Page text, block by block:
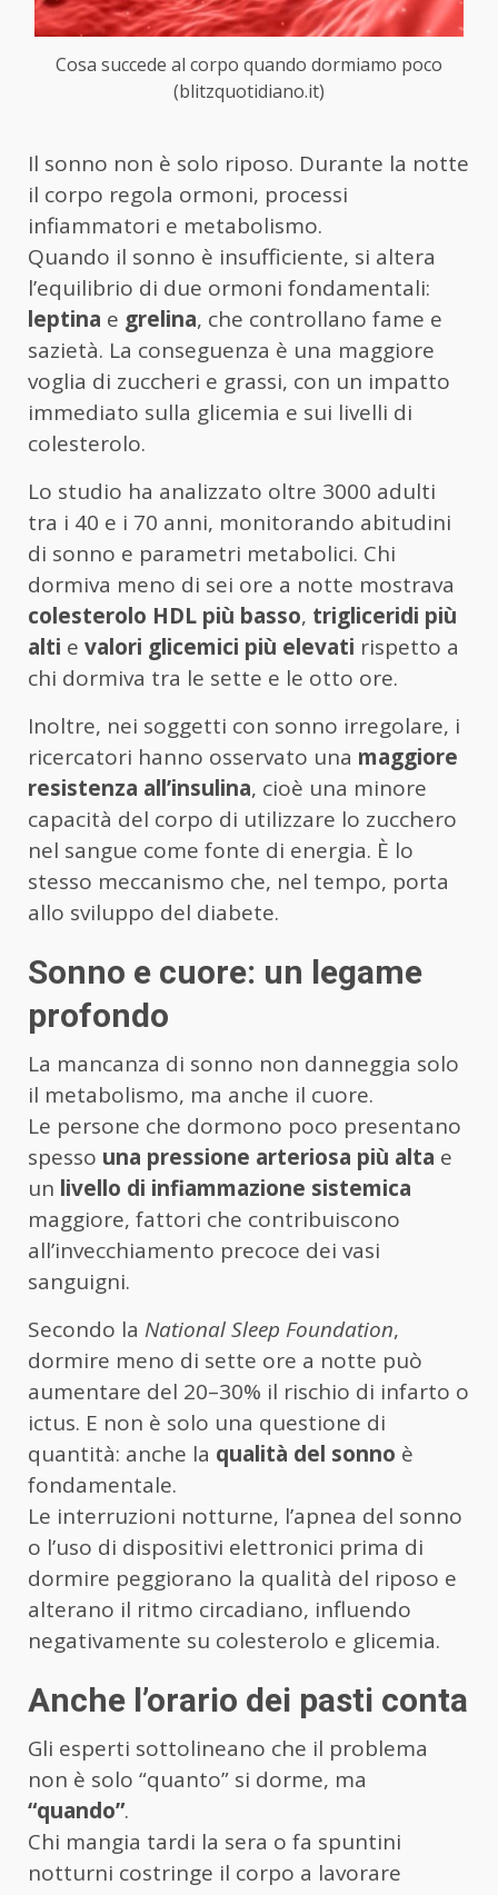
Cosa succede al corpo quando dormiamo poco
(blitzquotidiano.it)
Il sonno non è solo riposo. Durante la notte
il corpo regola ormoni, processi
infiammatori e metabolismo.
Quando il sonno è insufficiente, si altera
l’equilibrio di due ormoni fondamentali:
leptina e grelina, che controllano fame e
sazietà. La conseguenza è una maggiore
voglia di zuccheri e grassi, con un impatto
immediato sulla glicemia e sui livelli di
colesterolo.
Lo studio ha analizzato oltre 3000 adulti
tra i 40 e i 70 anni, monitorando abitudini
di sonno e parametri metabolici. Chi
dormiva meno di sei ore a notte mostrava
colesterolo HDL più basso, trigliceridi più
alti e valori glicemici più elevati rispetto a
chi dormiva tra le sette e le otto ore.
Inoltre, nei soggetti con sonno irregolare, i
ricercatori hanno osservato una maggiore
resistenza all’insulina, cioè una minore
capacità del corpo di utilizzare lo zucchero
nel sangue come fonte di energia. È lo
stesso meccanismo che, nel tempo, porta
allo sviluppo del diabete.
Sonno e cuore: un legame
profondo
La mancanza di sonno non danneggia solo
il metabolismo, ma anche il cuore.
Le persone che dormono poco presentano
spesso una pressione arteriosa più alta e
un livello di infiammazione sistemica
maggiore, fattori che contribuiscono
all’invecchiamento precoce dei vasi
sanguigni.
Secondo la National Sleep Foundation,
dormire meno di sette ore a notte può
aumentare del 20–30% il rischio di infarto o
ictus. E non è solo una questione di
quantità: anche la qualità del sonno è
fondamentale.
Le interruzioni notturne, l’apnea del sonno
o l’uso di dispositivi elettronici prima di
dormire peggiorano la qualità del riposo e
alterano il ritmo circadiano, influendo
negativamente su colesterolo e glicemia.
Anche l’orario dei pasti conta
Gli esperti sottolineano che il problema
non è solo “quanto” si dorme, ma
“quando”.
Chi mangia tardi la sera o fa spuntini
notturni costringe il corpo a lavorare